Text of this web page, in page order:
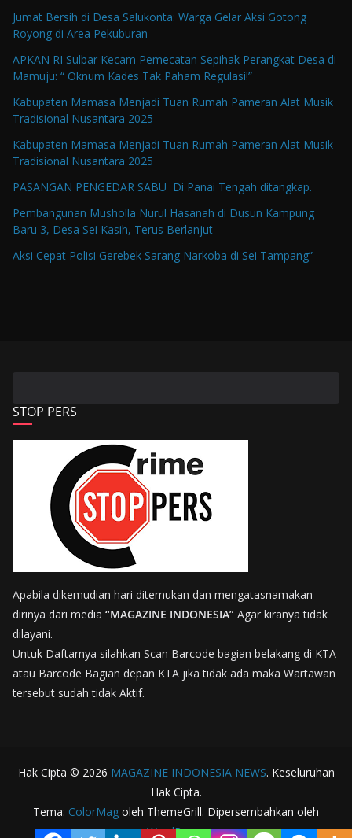
Jumat Bersih di Desa Salukonta: Warga Gelar Aksi Gotong
Royong di Area Pekuburan
APKAN RI Sulbar Kecam Pemecatan Sepihak Perangkat Desa di
Mamuju: “ Oknum Kades Tak Paham Regulasi!”
Kabupaten Mamasa Menjadi Tuan Rumah Pameran Alat Musik
Tradisional Nusantara 2025
Kabupaten Mamasa Menjadi Tuan Rumah Pameran Alat Musik
Tradisional Nusantara 2025
PASANGAN PENGEDAR SABU Di Panai Tengah ditangkap.
Pembangunan Musholla Nurul Hasanah di Dusun Kampung
Baru 3, Desa Sei Kasih, Terus Berlanjut
Aksi Cepat Polisi Gerebek Sarang Narkoba di Sei Tampang”
STOP PERS
Apabila dikemudian hari ditemukan dan mengatasnamakan
dirinya dari media “MAGAZINE INDONESIA” Agar kiranya tidak
dilayani.
Untuk Daftarnya silahkan Scan Barcode bagian belakang di KTA
atau Barcode Bagian depan KTA jika tidak ada maka Wartawan
tersebut sudah tidak Aktif.
Hak Cipta © 2026 MAGAZINE INDONESIA NEWS. Keseluruhan
Hak Cipta.
Tema: ColorMag oleh ThemeGrill. Dipersembahkan oleh
WordPress.